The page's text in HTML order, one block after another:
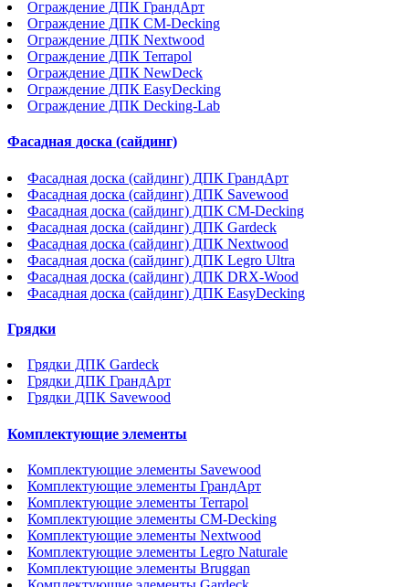
Ограждение ДПК ГрандАрт
Ограждение ДПК CM-Decking
Ограждение ДПК Nextwood
Ограждение ДПК Terrapol
Ограждение ДПК NewDeck
Ограждение ДПК EasyDecking
Ограждение ДПК Decking-Lab
Фасадная доска (сайдинг)
Фасадная доска (сайдинг) ДПК ГрандАрт
Фасадная доска (сайдинг) ДПК Savewood
Фасадная доска (сайдинг) ДПК CM-Decking
Фасадная доска (сайдинг) ДПК Gardeck
Фасадная доска (сайдинг) ДПК Nextwood
Фасадная доска (сайдинг) ДПК Legro Ultra
Фасадная доска (сайдинг) ДПК DRX-Wood
Фасадная доска (сайдинг) ДПК EasyDecking
Грядки
Грядки ДПК Gardeck
Грядки ДПК ГрандАрт
Грядки ДПК Savewood
Комплектующие элементы
Комплектующие элементы Savewood
Комплектующие элементы ГрандАрт
Комплектующие элементы Terrapol
Комплектующие элементы CM-Decking
Комплектующие элементы Nextwood
Комплектующие элементы Legro Naturale
Комплектующие элементы Bruggan